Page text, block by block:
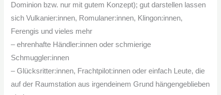
Dominion bzw. nur mit gutem Konzept); gut darstellen lassen
sich Vulkanier:innen, Romulaner:innen, Klingon:innen,
Ferengis und vieles mehr
– ehrenhafte Händler:innen oder schmierige
Schmuggler:innen
– Glücksritter:innen, Frachtpilot:innen oder einfach Leute, die
auf der Raumstation aus irgendeinem Grund hängengeblieben